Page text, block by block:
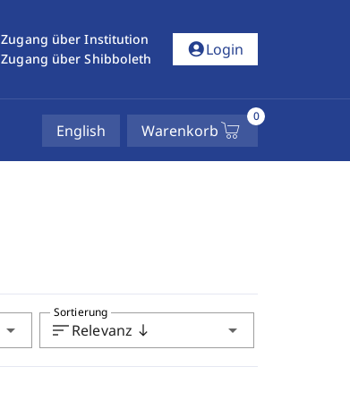
Zugang über Institution
Zugang über Shibboleth
account_circleLogin
English Warenkorb
0
arrow_drop_down sortRelevanz south arrow_drop_down
Sortierung